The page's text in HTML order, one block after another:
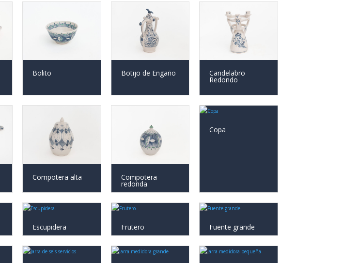
Bolito Botijo de Engaño Candelabro
Redondo
Compotera alta Compotera
redonda
Copa
Escupidera Frutero Fuente grande